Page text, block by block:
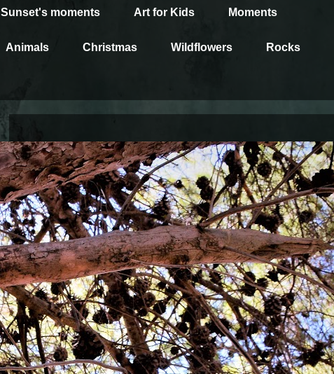
Sunset's moments Art for Kids Moments
Animals Christmas Wildflowers Rocks